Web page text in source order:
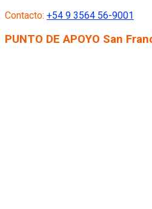
Ir
contenido
Contacto: +54 9 3564 56-9001
PUNTO DEAPOYO San F